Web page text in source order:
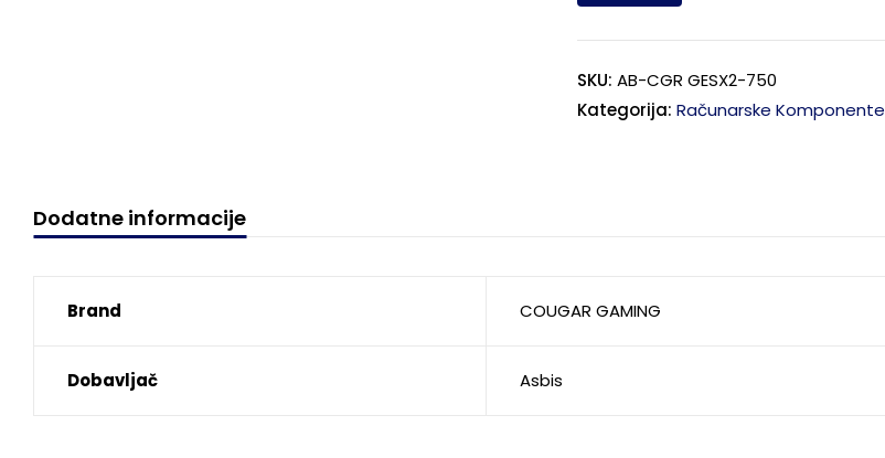
SKU: AB-CGR GESX2-750
Kategorija: Računarske Komponente
Dodatne informacije
Brand COUGAR GAMING
Dobavljač Asbis